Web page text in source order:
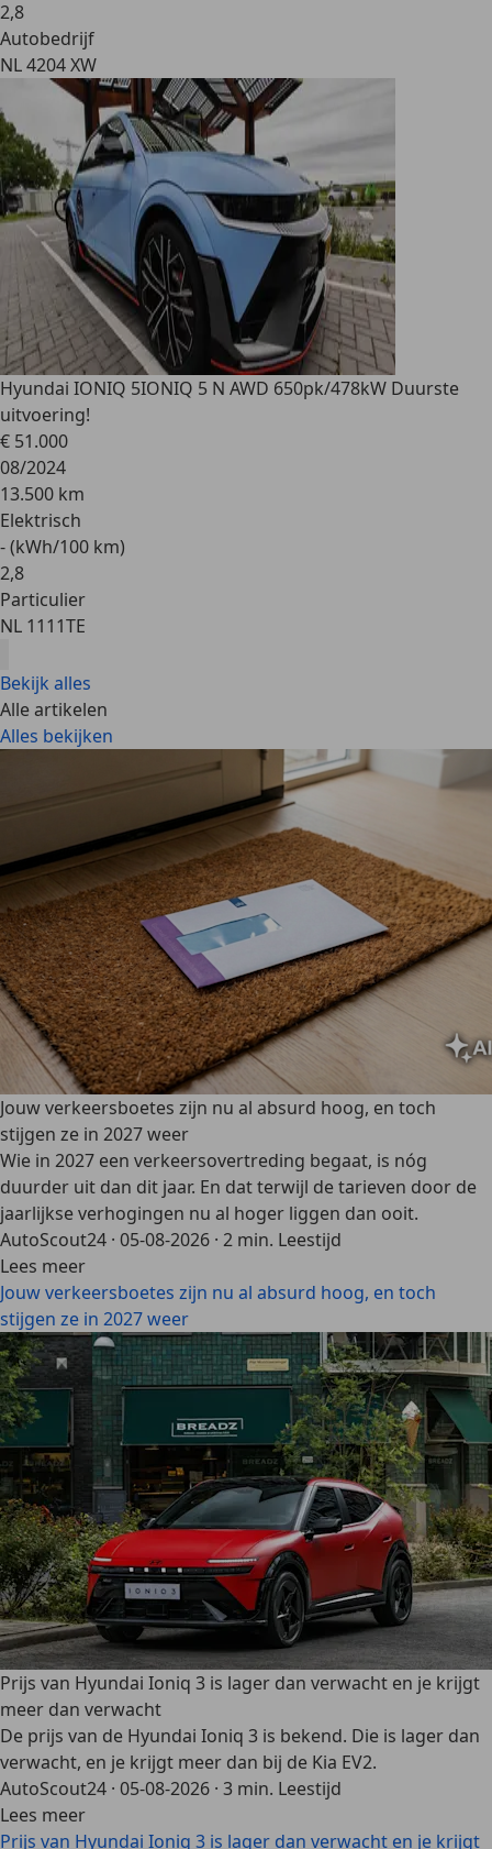
2,8
Autobedrijf
NL 4204 XW
Hyundai IONIQ 5IONIQ 5 N AWD 650pk/478kW Duurste
uitvoering!
€ 51.000
08/2024
13.500 km
Elektrisch
- (kWh/100 km)
2,8
Particulier
NL 1111TE
Bekijk alles
Alle artikelen
Alles bekijken
Jouw verkeersboetes zijn nu al absurd hoog, en toch
stijgen ze in 2027 weer
Wie in 2027 een verkeersovertreding begaat, is nóg
duurder uit dan dit jaar. En dat terwijl de tarieven door de
jaarlijkse verhogingen nu al hoger liggen dan ooit.
AutoScout24 · 05-08-2026 · 2 min. Leestijd
Lees meer
Jouw verkeersboetes zijn nu al absurd hoog, en toch
stijgen ze in 2027 weer
Prijs van Hyundai Ioniq 3 is lager dan verwacht en je krijgt
meer dan verwacht
De prijs van de Hyundai Ioniq 3 is bekend. Die is lager dan
verwacht, en je krijgt meer dan bij de Kia EV2.
AutoScout24 · 05-08-2026 · 3 min. Leestijd
Lees meer
Prijs van Hyundai Ioniq 3 is lager dan verwacht en je krijgt